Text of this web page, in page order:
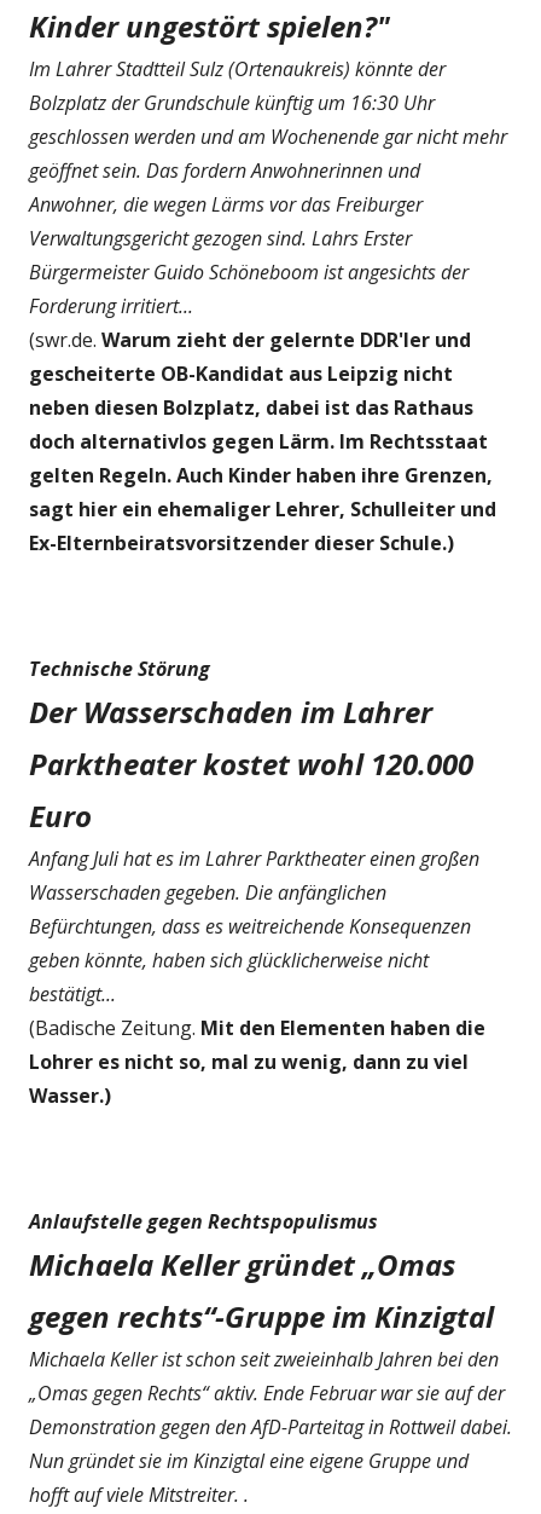
Kinder ungestört spielen?"
Im Lahrer Stadtteil Sulz (Ortenaukreis) könnte der
Bolzplatz der Grundschule künftig um 16:30 Uhr
geschlossen werden und am Wochenende gar nicht mehr
geöffnet sein. Das fordern Anwohnerinnen und
Anwohner, die wegen Lärms vor das Freiburger
Verwaltungsgericht gezogen sind. Lahrs Erster
Bürgermeister Guido Schöneboom ist angesichts der
Forderung irritiert...
(swr.de. Warum zieht der gelernte DDR'ler und
gescheiterte OB-Kandidat aus Leipzig nicht
neben diesen Bolzplatz, dabei ist das Rathaus
doch alternativlos gegen Lärm. Im Rechtsstaat
gelten Regeln. Auch Kinder haben ihre Grenzen,
sagt hier ein ehemaliger Lehrer, Schulleiter und
Ex-Elternbeiratsvorsitzender dieser Schule.)
Technische Störung
Der Wasserschaden im Lahrer
Parktheater kostet wohl 120.000
Euro
Anfang Juli hat es im Lahrer Parktheater einen großen
Wasserschaden gegeben. Die anfänglichen
Befürchtungen, dass es weitreichende Konsequenzen
geben könnte, haben sich glücklicherweise nicht
bestätigt...
(Badische Zeitung. Mit den Elementen haben die
Lohrer es nicht so, mal zu wenig, dann zu viel
Wasser.)
Anlaufstelle gegen Rechtspopulismus
Michaela Keller gründet „Omas
gegen rechts“-Gruppe im Kinzigtal
Michaela Keller ist schon seit zweieinhalb Jahren bei den
„Omas gegen Rechts“ aktiv. Ende Februar war sie auf der
Demonstration gegen den AfD-Parteitag in Rottweil dabei.
Nun gründet sie im Kinzigtal eine eigene Gruppe und
hofft auf viele Mitstreiter. .